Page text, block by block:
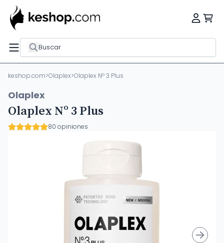
Buscar
keshop.com>Olaplex>Olaplex Nº 3 Plus
Olaplex
Olaplex Nº 3 Plus
80 opiniones